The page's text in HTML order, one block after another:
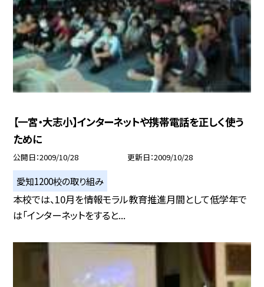
【一宮・大志小】インターネットや携帯電話を正しく使う
ために
公開日 2009/10/28 更新日 2009/10/28
愛知1200校の取り組み
本校では、10月を情報モラル教育推進月間として低学年で
は「インターネットをすると...